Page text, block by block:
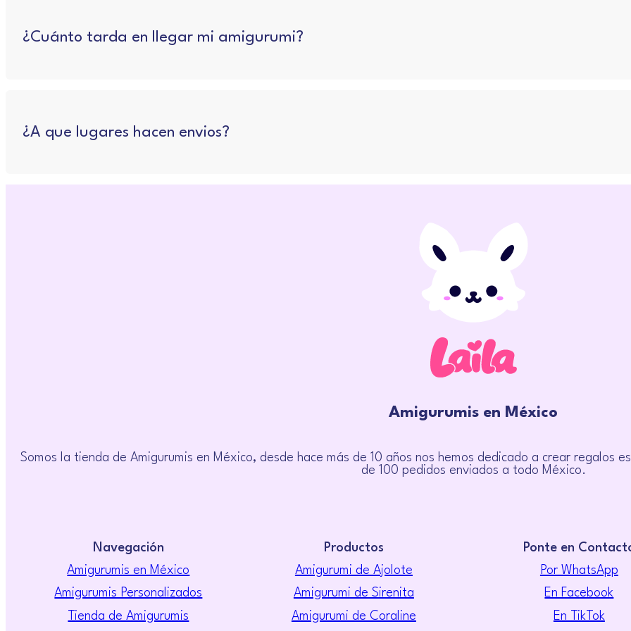
¿Cuánto tarda en llegar mi amigurumi?
¿A que lugares hacen envios?
Amigurumis en México
Somos la tienda de Amigurumis en México, desde hace más de 10 años nos hemos dedicado a crear regalos
de 100 pedidos enviados a todo México.
Navegación
Amigurumis en México
Amigurumis Personalizados
Tienda de Amigurumis
Productos
Amigurumi de Ajolote
Amigurumi de Sirenita
Amigurumi de Coraline
Ponte en
Por WhatsApp
En Facebook
En TikTok